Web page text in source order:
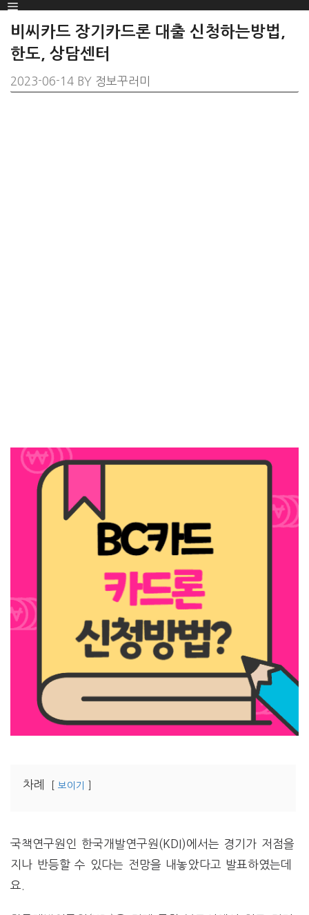
SKIP
TO
CONTENT
Menu
비씨카드 장기카드론 대출 신청하는방법,
한도, 상담센터
2023-06-14 BY 정보꾸러미
차례 보이기
국책연구원인 한국개발연구원(KDI)에서는 경기가 저점을
지나 반등할 수 있다는 전망을 내놓았다고 발표하였는데
요.